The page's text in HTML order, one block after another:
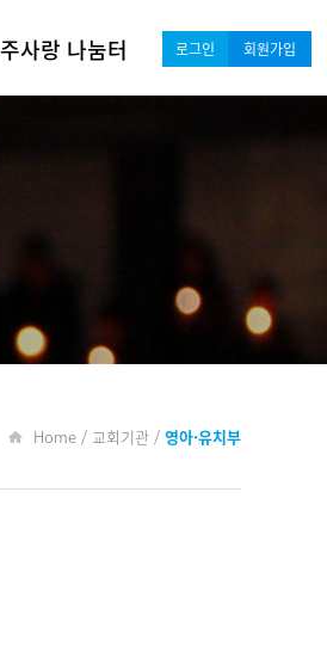
주사랑 나눔터
자료실
로그인 회원가입
Home / 교회기관 / 영아·유치부